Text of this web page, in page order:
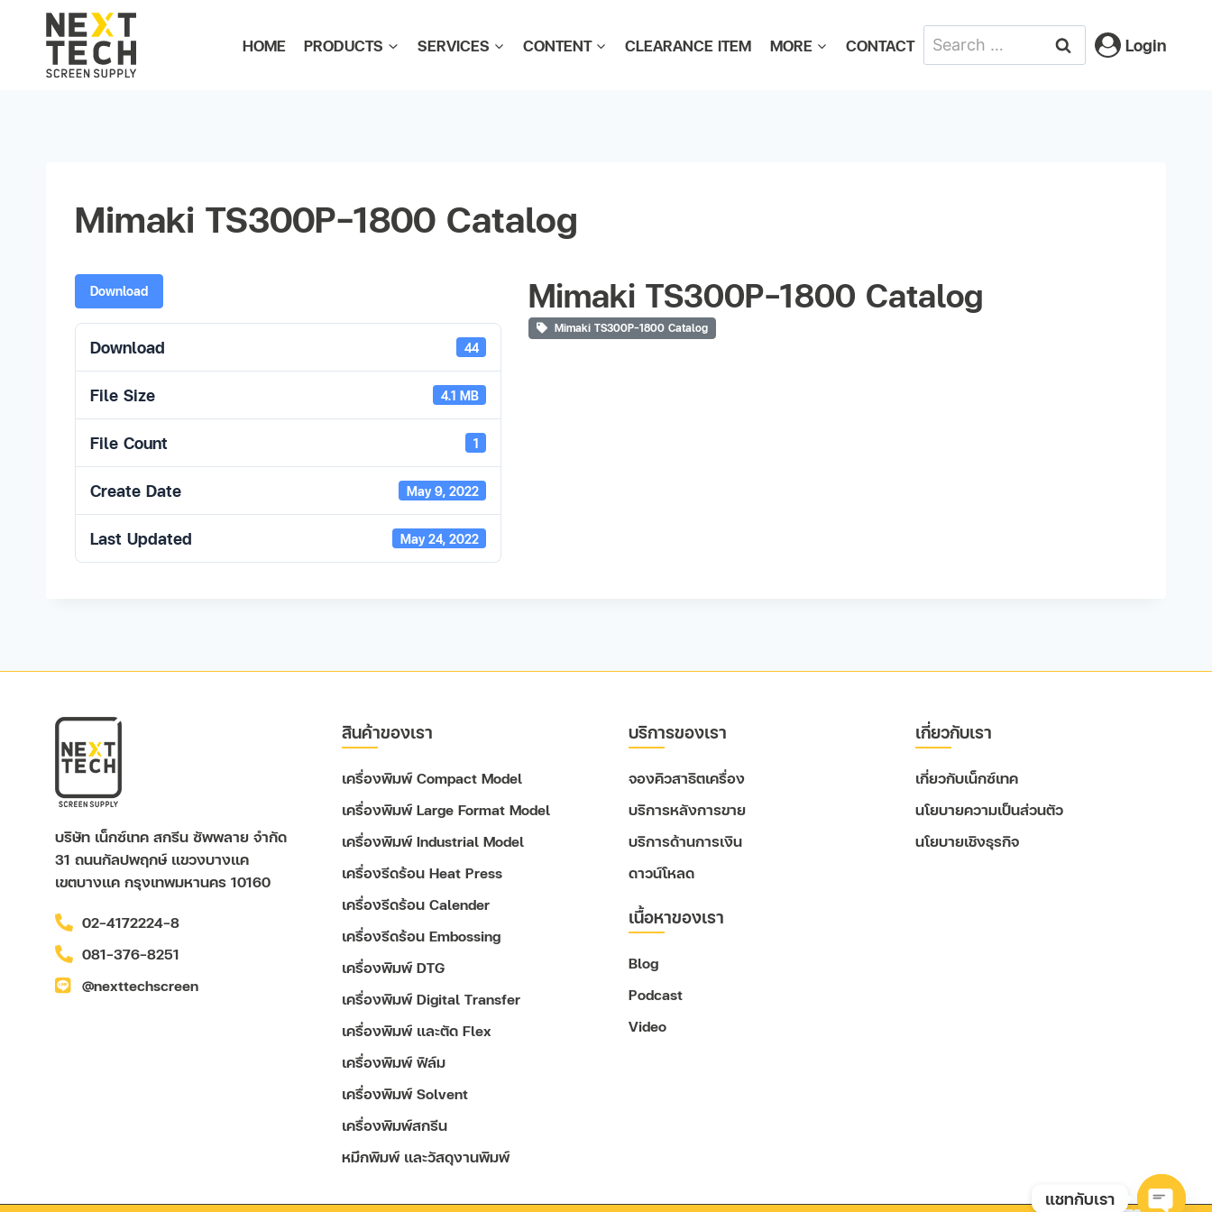
HOME PRODUCTS SERVICES CONTENT CLEARANCE ITEM MORE CONTACT Login
Mimaki TS300P-1800 Catalog
Download
Download 44
File Size 4.1 MB
File Count 1
Create Date May 9, 2022
Last Updated May 24, 2022
Mimaki TS300P-1800 Catalog
Mimaki TS300P-1800 Catalog
บริษัท เน็กซ์เทค สกรีน ซัพพลาย จำกัด
31 ถนนกัลปพฤกษ์ แขวงบางแค
เขตบางแค กรุงเทพมหานคร 10160
02-4172224-8
081-376-8251
@nexttechscreen
สินค้าของเรา
เครื่องพิมพ์ Compact Model
เครื่องพิมพ์ Large Format Model
เครื่องพิมพ์ Industrial Model
เครื่องรีดร้อน Heat Press
เครื่องรีดร้อน Calender
เครื่องรีดร้อน Embossing
เครื่องพิมพ์ DTG
เครื่องพิมพ์ Digital Transfer
เครื่องพิมพ์ และตัด Flex
เครื่องพิมพ์ ฟิล์ม
เครื่องพิมพ์ Solvent
เครื่องพิมพ์สกรีน
หมึกพิมพ์ และวัสดุงานพิมพ์
บริการของเรา
จองคิวสาธิตเครื่อง
บริการหลังการขาย
บริการด้านการเงิน
ดาวน์โหลด
เนื้อหาของเรา
Blog
Podcast
Video
เกี่ยวกับเรา
เกี่ยวกับเน็กซ์เทค
นโยบายความเป็นส่วนตัว
นโยบายเชิงธุรกิจ
แชทกับเรา